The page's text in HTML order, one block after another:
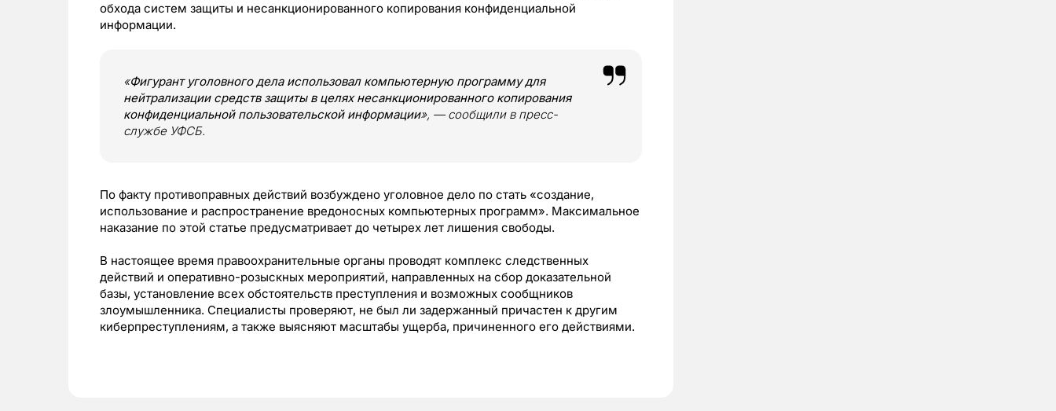
обхода систем защиты и несанкционированного копирования конфиденциальной
информации.
«Фигурант уголовного дела использовал компьютерную программу для
нейтрализации средств защиты в целях несанкционированного копирования
конфиденциальной пользовательской информации», — сообщили в пресс-
службе УФСБ.
По факту противоправных действий возбуждено уголовное дело по стать «создание,
использование и распространение вредоносных компьютерных программ». Максимальное
наказание по этой статье предусматривает до четырех лет лишения свободы.
В настоящее время правоохранительные органы проводят комплекс следственных
действий и оперативно-розыскных мероприятий, направленных на сбор доказательной
базы, установление всех обстоятельств преступления и возможных сообщников
злоумышленника. Специалисты проверяют, не был ли задержанный причастен к другим
киберпреступлениям, а также выясняют масштабы ущерба, причиненного его действиями.